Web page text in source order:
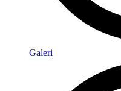
Galeri